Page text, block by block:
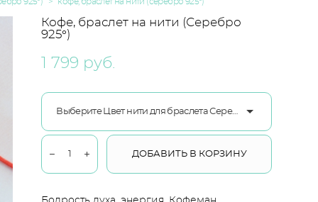
Кофе, браслет на нити (Серебро
925°)
1 799 pуб.
Выберите Цвет нити для браслета Серебро
ДОБАВИТЬ В КОРЗИНУ